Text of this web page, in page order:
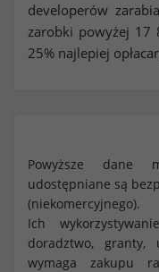
developerów
zarobki powyżej 17
25% najlepiej
Powyższe dane
udostępniane są
(niekomercyjnego).
Ich
doradztwo, granty,
wymaga zakupu